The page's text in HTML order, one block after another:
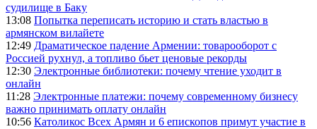
судилище в Баку
13:08 Попытка переписать историю и стать властью в
армянском вилайете
12:49 Драматическое падение Армении: товарооборот с
Россией рухнул, а топливо бьет ценовые рекорды
12:30 Электронные библиотеки: почему чтение уходит в
онлайн
11:28 Электронные платежи: почему современному бизнесу
важно принимать оплату онлайн
10:56 Католикос Всех Армян и 6 епископов примут участие в